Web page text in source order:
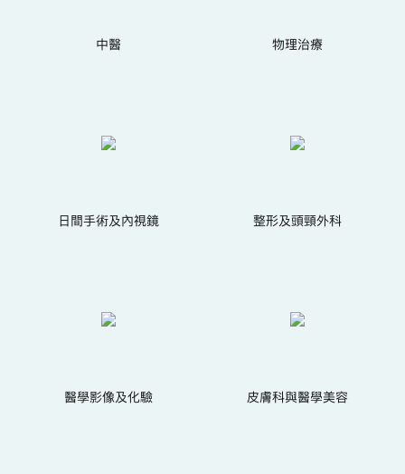
中醫 物理治療
日間手術及內視鏡 整形及頭頸外科
醫學影像及化驗 皮膚科與醫學美容